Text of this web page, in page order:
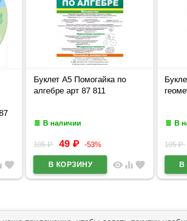
favorite
Буклет А5 Помогайка по
алгебре арт 87 811
В наличии
105₽ 49 ₽ -53%
visibility equalizer favorite
В
105₽